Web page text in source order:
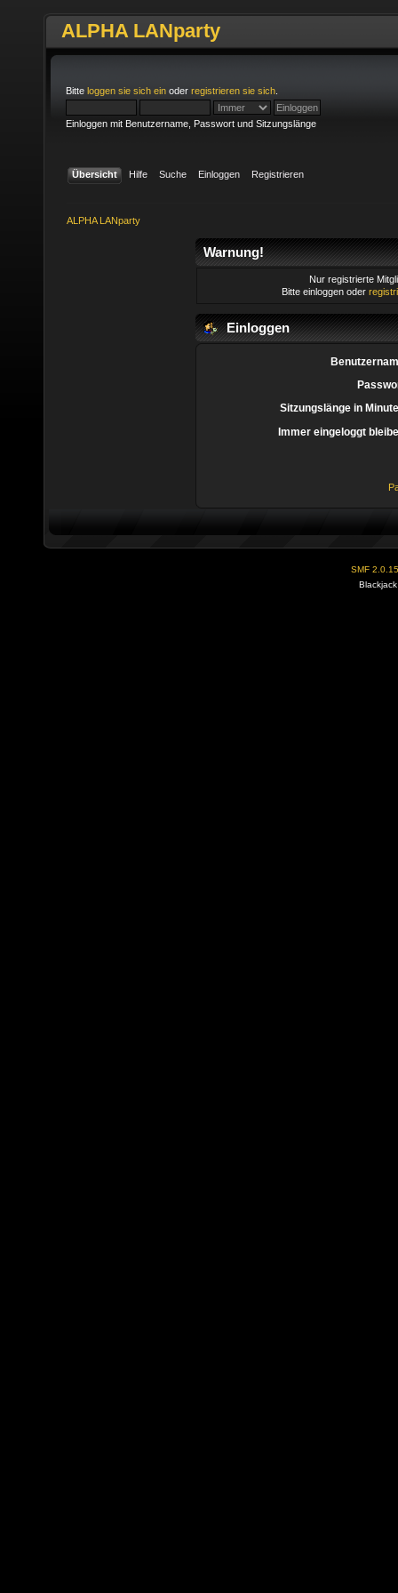
ALPHA LANparty
Bitte loggen sie sich ein oder registrieren sie sich
Einloggen mit Benutzername, Passwort und Sitzungslänge
Übersicht Hilfe Suche Einloggen Registrieren
ALPHA LANparty
Warnung!
Nur registrierte
Bitte einloggen oder
Einloggen
Sitzungslänge in
Immer eingeloggt
SMF 2.0.15